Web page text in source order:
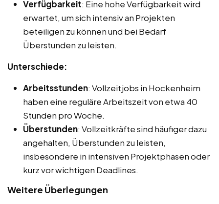
Verfügbarkeit: Eine hohe Verfügbarkeit wird
erwartet, um sich intensiv an Projekten
beteiligen zu können und bei Bedarf
Überstunden zu leisten.
Unterschiede:
Arbeitsstunden: Vollzeitjobs in Hockenheim
haben eine reguläre Arbeitszeit von etwa 40
Stunden pro Woche.
Überstunden: Vollzeitkräfte sind häufiger dazu
angehalten, Überstunden zu leisten,
insbesondere in intensiven Projektphasen oder
kurz vor wichtigen Deadlines.
Weitere Überlegungen